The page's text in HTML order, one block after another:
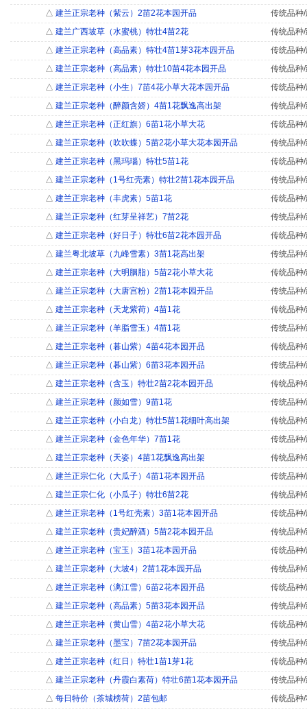
△ 建兰正宗老种（紫云）2苗2花本园开品
传统品种
△ 建兰广西坡草（水蜜桃）特壮4苗2花
传统品种
△ 建兰正宗老种（高品素）特壮4苗1芽3花本园开品
传统品种
△ 建兰正宗老种（高品素）特壮10苗4花本园开品
传统品种
△ 建兰正宗老种（小生）7苗4花小草大花本园开品
传统品种
△ 建兰正宗老种（醉颜含娇）4苗1花飘逸高出架
传统品种
△ 建兰正宗老种（正红旗）6苗1花小草大花
传统品种
△ 建兰正宗老种（吹吹蝶）5苗2花小草大花本园开品
传统品种
△ 建兰正宗老种（黑玛瑙）特壮5苗1花
传统品种
△ 建兰正宗老种（1号红壳素）特壮2苗1花本园开品
传统品种
△ 建兰正宗老种（丰虎素）5苗1花
传统品种
△ 建兰正宗老种（红芽呈祥艺）7苗2花
传统品种
△ 建兰正宗老种（好日子）特壮6苗2花本园开品
传统品种
△ 建兰粤北坡草（九峰雪素）3苗1花高出架
传统品种
△ 建兰正宗老种（大明胭脂）5苗2花小草大花
传统品种
△ 建兰正宗老种（大唐宫粉）2苗1花本园开品
传统品种
△ 建兰正宗老种（天龙紫荷）4苗1花
传统品种
△ 建兰正宗老种（羊脂雪玉）4苗1花
传统品种
△ 建兰正宗老种（暮山紫）4苗4花本园开品
传统品种
△ 建兰正宗老种（暮山紫）6苗3花本园开品
传统品种
△ 建兰正宗老种（含玉）特壮2苗2花本园开品
传统品种
△ 建兰正宗老种（颜如雪）9苗1花
传统品种
△ 建兰正宗老种（小白龙）特壮5苗1花细叶高出架
传统品种
△ 建兰正宗老种（金色年华）7苗1花
传统品种
△ 建兰正宗老种（天姿）4苗1花飘逸高出架
传统品种
△ 建兰正宗仁化（大瓜子）4苗1花本园开品
传统品种
△ 建兰正宗仁化（小瓜子）特壮6苗2花
传统品种
△ 建兰正宗老种（1号红壳素）3苗1花本园开品
传统品种
△ 建兰正宗老种（贵妃醉酒）5苗2花本园开品
传统品种
△ 建兰正宗老种（宝玉）3苗1花本园开品
传统品种
△ 建兰正宗老种（大坡4）2苗1花本园开品
传统品种
△ 建兰正宗老种（漓江雪）6苗2花本园开品
传统品种
△ 建兰正宗老种（高品素）5苗3花本园开品
传统品种
△ 建兰正宗老种（黄山雪）4苗2花小草大花
传统品种
△ 建兰正宗老种（墨宝）7苗2花本园开品
传统品种
△ 建兰正宗老种（红日）特壮1苗1芽1花
传统品种
△ 建兰正宗老种（丹霞白素荷）特壮6苗1花本园开品
传统品种
△ 每日特价（茶城榜荷）2苗包邮 传统品种